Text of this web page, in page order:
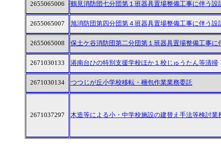
2655065006 鶴見消防団七分団第１班器具置場整備工事に伴う設
2655065007 旭消防団第四分団第４班器具置場整備工事に伴う設
2655065008 保土ケ谷消防団第二分団第１班器具置場整備工事に
2671030133 港南台ひの特別支援学校ほか１校じゅうたん等清掃
2671030134 つつじが丘小学校移転・梱包作業業務委託
2671037297 木造等による小・中学校施設の建替え手法等検討業